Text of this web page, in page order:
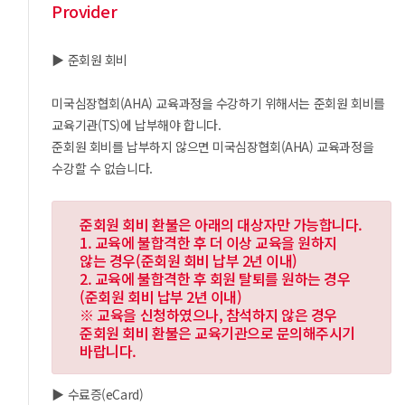
Provider
▶ 준회원 회비
미국심장협회(AHA) 교육과정을 수강하기 위해서는 준회원 회비를
교육기관(TS)에 납부해야 합니다.
준회원 회비를 납부하지 않으면 미국심장협회(AHA) 교육과정을
수강할 수 없습니다.
준회원 회비 환불은 아래의 대상자만 가능합니다.
1. 교육에 불합격한 후 더 이상 교육을 원하지
않는 경우(준회원 회비 납부 2년 이내)
2. 교육에 불합격한 후 회원 탈퇴를 원하는 경우
(준회원 회비 납부 2년 이내)
※ 교육을 신청하였으나, 참석하지 않은 경우
준회원 회비 환불은 교육기관으로 문의해주시기
바랍니다.
▶ 수료증(eCard)